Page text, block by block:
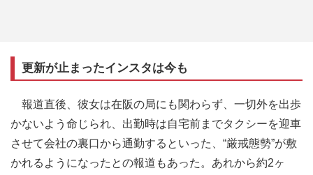
更新が止まったインスタは今も
報道直後、彼女は在阪の局にも関わらず、一切外を出歩
かないよう命じられ、出勤時は自宅前までタクシーを迎車
させて会社の裏口から通勤するといった、“厳戒態勢”が敷
かれるようになったとの報道もあった。あれから約2ヶ